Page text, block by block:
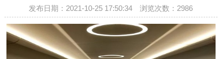
发布日期：2021-10-25 17:50:34 浏览次数：2986